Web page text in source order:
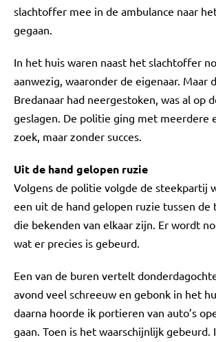
slachtoffer mee in de ambulance naar
gegaan.
In het huis waren naast het slachtoffer
aanwezig, waaronder de eigenaar. Maar
Bredanaar had neergestoken, was al op
geslagen. De politie ging met meerdere
zoek, maar zonder succes.
Uit de hand gelopen ruzie
Volgens de politie volgde de steekpartij
een uit de hand gelopen ruzie tussen de
die bekenden van elkaar zijn. Er wordt
wat er precies is gebeurd.
Een van de buren vertelt
avond veel schreeuw en gebonk in het
daarna hoorde ik portieren van auto’s
gaan. Toen is het waarschijnlijk gebeurd.